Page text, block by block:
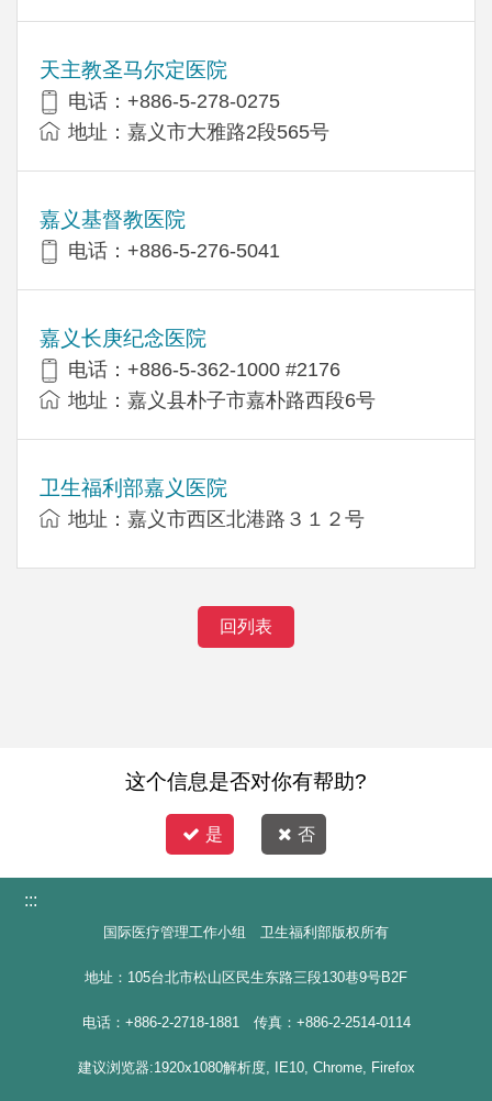
天主教圣马尔定医院
电话：+886-5-278-0275
地址：嘉义市大雅路2段565号
嘉义基督教医院
电话：+886-5-276-5041
嘉义长庚纪念医院
电话：+886-5-362-1000 #2176
地址：嘉义县朴子市嘉朴路西段6号
卫生福利部嘉义医院
地址：嘉义市西区北港路３１２号
回列表
这个信息是否对你有帮助?
是 否
:::
国际医疗管理工作小组 卫生福利部版权所有
地址：105台北市松山区民生东路三段130巷9号B2F
电话：+886-2-2718-1881 传真：+886-2-2514-0114
建议浏览器:1920x1080解析度, IE10, Chrome, Firefox